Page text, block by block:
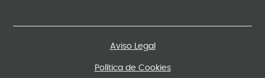
Aviso Legal
Política de Cookies